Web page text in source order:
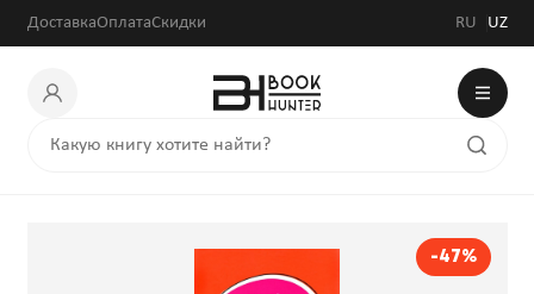
ДоставкаОплатаСкидки RU UZ
-47%